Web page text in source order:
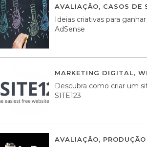
AVALIAÇÃO, CASOS DE
Ideias criativas para
AdSense
MARKETING DIGITAL,
Descubra como criar um
SITE123
AVALIAÇÃO,